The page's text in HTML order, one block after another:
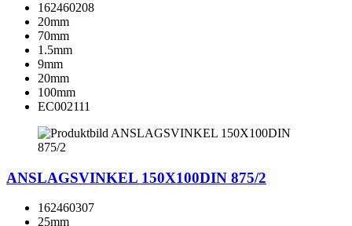
162460208
20mm
70mm
1.5mm
9mm
20mm
100mm
EC002111
ANSLAGSVINKEL 150X100DIN 875/2
162460307
25mm